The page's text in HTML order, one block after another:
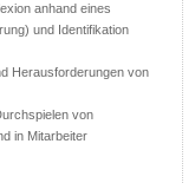
anhand eines
und Identifikation
Herausforderungen von
von
in Mitarbeiter